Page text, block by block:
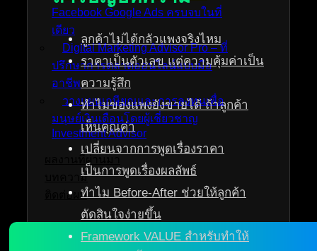
Facebook Google Ads ครบจบในที่
เดียว
Digital Marketing Advisor Pro – ที่
ปรึกษาการตลาดออนไลน์แบบมือ
อาชีพ
วางแผนเกษียณและการลงทุนเพื่อ
มนุษย์เงินเดือนโดยผู้เชี่ยวชาญ
Investment Advisor
บทความ
ติดต่อผม
ลูกค้าไม่ได้กลัวแพงจริงไหม
ราคาเป็นตัวเลข แต่ความคุ้มค่าเป็น
ความรู้สึก
ทำไมของแพงยังขายได้ ถ้าลูกค้า
เห็นคุณค่า
เปลี่ยนจากการพูดเรื่องราคา
เป็นการพูดเรื่องผลลัพธ์
ทำไม Before-After ช่วยให้ลูกค้า
ตัดสินใจง่ายขึ้น
Framework VALUE สำหรับทำให้